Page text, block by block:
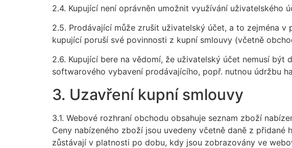
2.4. Kupující není oprávněn umožnit využívání uživatelského
2.5. Prodávající může zrušit uživatelský účet, a to zejména
kupující poruší své povinnosti z kupní smlouvy (včetně
2.6. Kupující bere na vědomí, že uživatelský účet nemusí
softwarového vybavení prodávajícího, popř. nutnou údržbu
3. Uzavření kupní smlouvy
3.1. Webové rozhraní obchodu obsahuje seznam zboží
Ceny nabízeného zboží jsou uvedeny včetně daně z
zůstávají v platnosti po dobu, kdy jsou zobrazovány ve